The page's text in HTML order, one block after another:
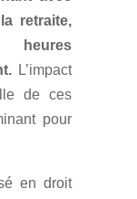
retraite,
heures
L’impact
de ces
pour
en droit